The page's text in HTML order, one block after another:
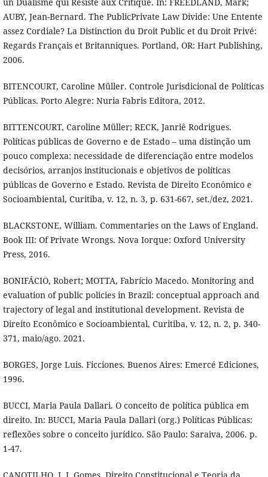
AUBY, Jean-Bernard. The PublicPrivate Law Divide: Une Entente
assez Cordiale? La Distinction du Droit Public et du Droit Privé:
Regards Français et Britanniques. Portland, OR: Hart Publishing,
2006.
BITENCOURT, Caroline Müller. Controle Jurisdicional de Políticas
Públicas. Porto Alegre: Nuria Fabris Editora, 2012.
BITTENCOURT, Caroline Müller; RECK, Janriê Rodrigues.
Políticas públicas de Governo e de Estado – uma distinção um
pouco complexa: necessidade de diferenciação entre modelos
decisórios, arranjos institucionais e objetivos de políticas
públicas de Governo e Estado. Revista de Direito Econômico e
Socioambiental, Curitiba, v. 12, n. 3, p. 631-667, set./dez, 2021.
BLACKSTONE, William. Commentaries on the Laws of England.
Book III: Of Private Wrongs. Nova Iorque: Oxford University
Press, 2016.
BONIFÁCIO, Robert; MOTTA, Fabrício Macedo. Monitoring and
evaluation of public policies in Brazil: conceptual approach and
trajectory of legal and institutional development. Revista de
Direito Econômico e Socioambiental, Curitiba, v. 12, n. 2, p. 340-
371, maio/ago. 2021.
BORGES, Jorge Luis. Ficciones. Buenos Aires: Emercé Ediciones,
1996.
BUCCI, Maria Paula Dallari. O conceito de política pública em
direito. In: BUCCI, Maria Paula Dallari (org.) Políticas Públicas:
reflexões sobre o conceito jurídico. São Paulo: Saraiva, 2006. p.
1-47.